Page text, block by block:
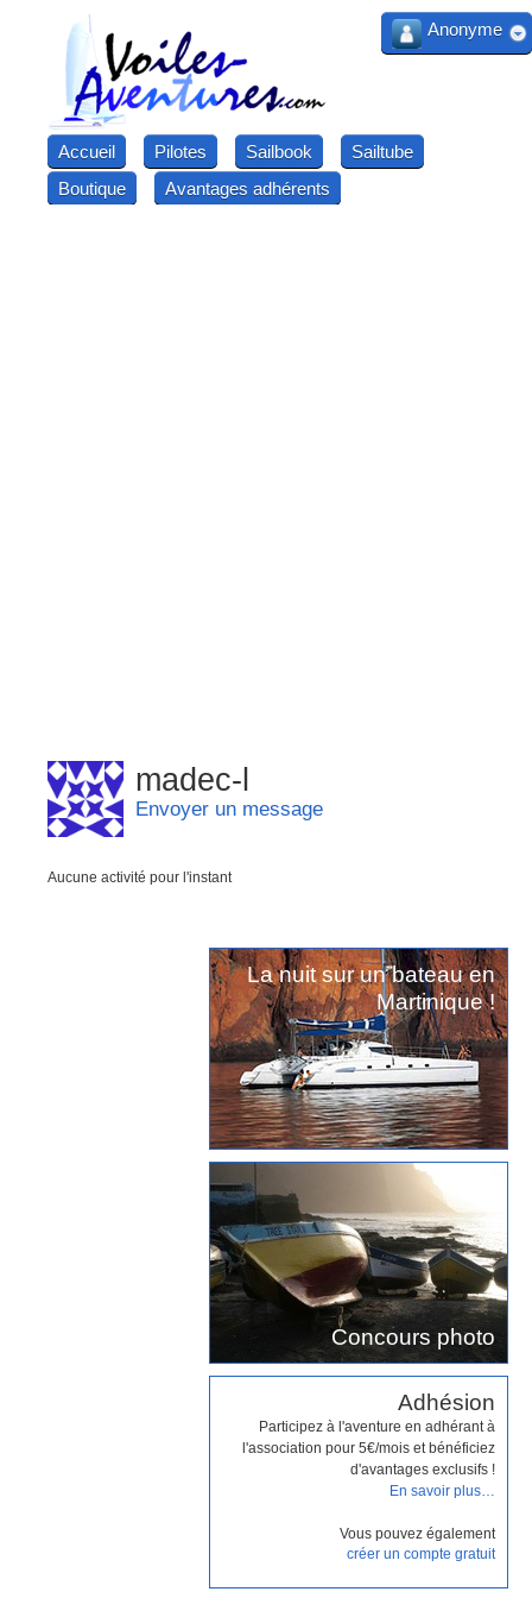
Accueil Pilotes Sailbook
Sailtube
Boutique
Avantages adhérents
madec-l
Envoyer un message
Aucune activité pour l'instant
La nuit sur un bateau en
Martinique !
Concours photo
Adhésion
Participez à l'aventure en adhérant à
l'association pour 5€/mois et bénéficiez
d'avantages exclusifs !
En savoir plus…
Vous pouvez également
créer un compte gratuit
Anonyme